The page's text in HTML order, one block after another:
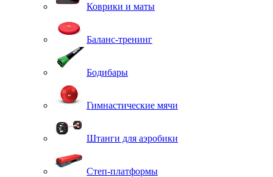
Коврики и маты
Баланс-тренинг
Бодибары
Гимнастические мячи
Штанги для аэробики
Степ-платформы